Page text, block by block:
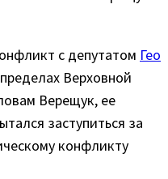
с депутатом Гео
Верховной
Верещук, ее
заступиться за
конфликту